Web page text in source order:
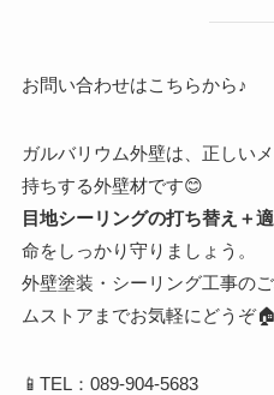
お問い合わせはこちらから♪
ガルバリウム外壁は、正しい
持ちする外壁材です😊
目地シーリングの打ち替え＋
命をしっかり守りましょう。
外壁塗装・シーリング工事の
ムストアまでお気軽にどうぞ
📱TEL：089-904-5683